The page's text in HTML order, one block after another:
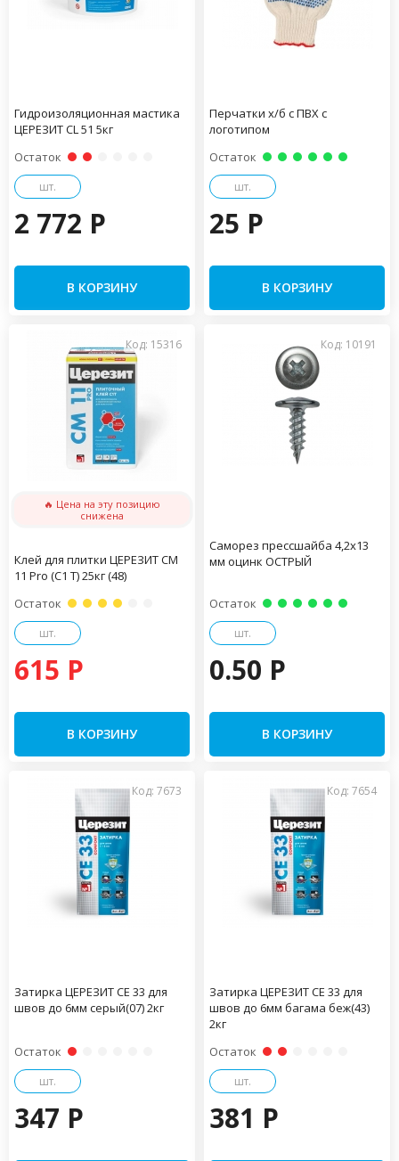
Гидроизоляционная мастика
ЦЕРЕЗИТ CL 51 5кг
Остаток
шт.
2 772 P
В КОРЗИНУ
Перчатки х/б с ПВХ с
логотипом
Остаток
шт.
25 P
В КОРЗИНУ
Код: 15316
🔥 Цена на эту позицию
снижена
Клей для плитки ЦЕРЕЗИТ CM
11 Pro (С1 Т) 25кг (48)
Остаток
шт.
615 P
В КОРЗИНУ
Код: 10191
Саморез прессшайба 4,2х13
мм оцинк ОСТРЫЙ
Остаток
шт.
0.50 P
В КОРЗИНУ
Код: 7673
Затирка ЦЕРЕЗИТ CE 33 для
швов до 6мм серый(07) 2кг
Остаток
шт.
347 P
Код: 7654
Затирка ЦЕРЕЗИТ CE 33 для
швов до 6мм багама беж(43)
2кг
Остаток
шт.
381 P